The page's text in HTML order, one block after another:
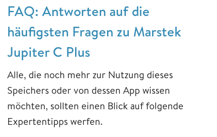
FAQ: Antworten auf die
häufigsten Fragen zu Marstek
Jupiter C Plus
Alle, die noch mehr zur Nutzung dieses
Speichers oder von dessen App wissen
möchten, sollten einen Blick auf folgende
Expertentipps werfen.